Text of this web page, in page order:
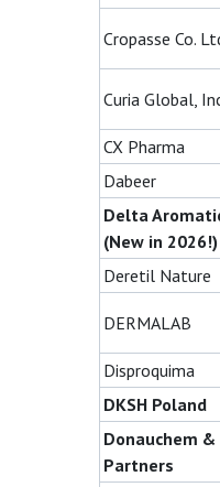
Cropasse Co.
Curia Global,
CX Pharma
Dabeer
Delta
(New in 2026!)
Deretil Nature
DERMALAB
Disproquima
DKSH Poland
Donauchem &
Partners